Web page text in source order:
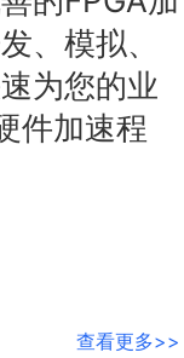
深度研究Agent
百度AI搜索
、模拟、
为您的业
件加速程
查看更多>>